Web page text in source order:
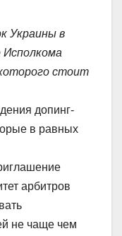
Украины в
Исполкома
стоит
допинг-
в равных
арбитров
не чаще чем